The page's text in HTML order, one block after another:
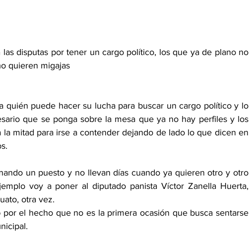
las disputas por tener un cargo político, los que ya de plano no
quieren migajas
quién puede hacer su lucha para buscar un cargo político y lo
que se ponga sobre la mesa que ya no hay perfiles y los
mitad para irse a contender dejando de lado lo que dicen en
un puesto y no llevan días cuando ya quieren otro y otro
voy a poner al diputado panista Víctor Zanella Huerta,
otra vez.
el hecho que no es la primera ocasión que busca sentarse